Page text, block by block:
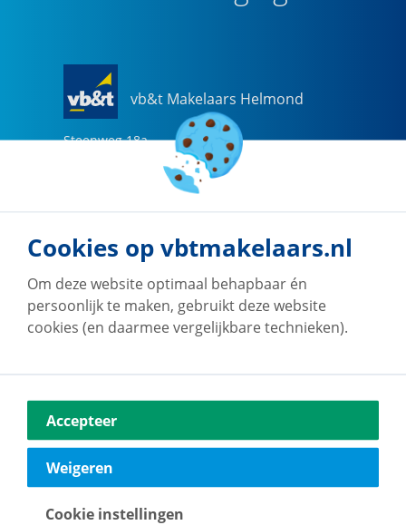
vb&t Makelaars Helmond
Steenweg 18a
helmond@vbtmakelaars.nl
Naar vestiging
Vestdijk 180
5611 CZ Eindhoven
040-2696949
Cookies op vbtmakelaars.nl
Om deze website optimaal behapbaar én
persoonlijk te maken, gebruikt deze website
cookies (en daarmee vergelijkbare technieken).
Accepteer
Weigeren
Cookie instellingen